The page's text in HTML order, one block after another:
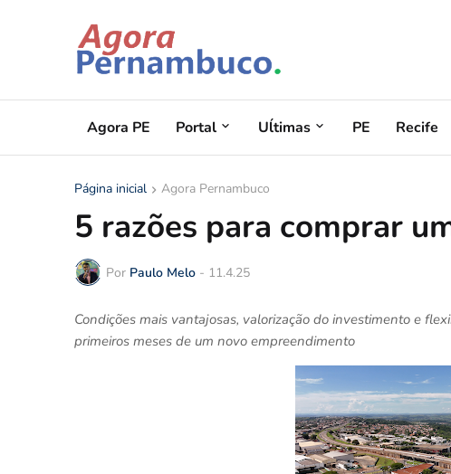
Agora PE Portal Uĺtimas PE Recife
Página inicial Agora Pernambuco
5 razões para comprar
Por Paulo Melo - 11.4.25
Condições mais vantajosas, valorização do investimento e
primeiros meses de um novo empreendimento